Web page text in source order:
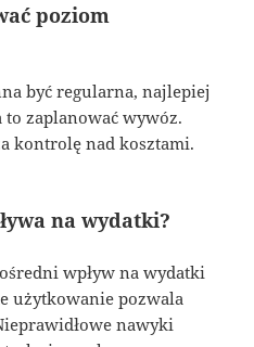
poziom
być regularna, najlepiej
zaplanować wywóz.
kontrolę nad kosztami.
na wydatki?
wpływ na wydatki
użytkowanie pozwala
nawyki